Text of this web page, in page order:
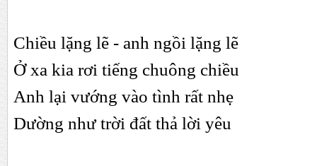
Chiều lặng lẽ - anh ngồi lặng lẽ
Ở xa kia rơi tiếng chuông chiều
Anh lại vướng vào tình rất nhẹ
Dường như trời đất thả lời yêu